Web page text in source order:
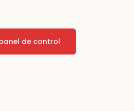
de control